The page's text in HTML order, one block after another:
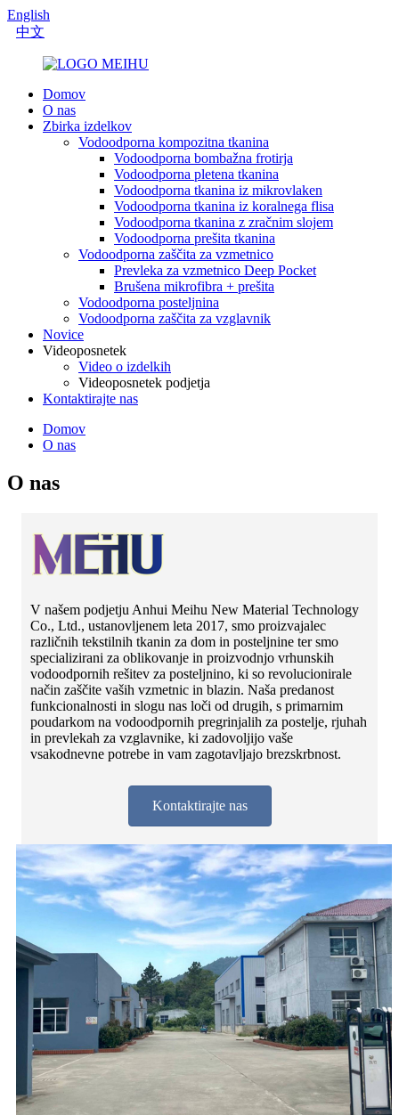
English
中文
Domov
O nas
Zbirka izdelkov
Vodoodporna kompozitna tkanina
Vodoodporna bombažna frotirja
Vodoodporna pletena tkanina
Vodoodporna tkanina iz mikrovlaken
Vodoodporna tkanina iz koralnega flisa
Vodoodporna tkanina z zračnim slojem
Vodoodporna prešita tkanina
Vodoodporna zaščita za vzmetnico
Prevleka za vzmetnico Deep Pocket
Brušena mikrofibra + prešita
Vodoodporna posteljnina
Vodoodporna zaščita za vzglavnik
Novice
Videoposnetek
Video o izdelkih
Videoposnetek podjetja
Kontaktirajte nas
Domov
O nas
O nas
V našem podjetju Anhui Meihu New Material Technology
Co., Ltd., ustanovljenem leta 2017, smo proizvajalec
različnih tekstilnih tkanin za dom in posteljnine ter smo
specializirani za oblikovanje in proizvodnjo vrhunskih
vodoodpornih rešitev za posteljnino, ki so revolucionirale
način zaščite vaših vzmetnic in blazin. Naša predanost
funkcionalnosti in slogu nas loči od drugih, s primarnim
poudarkom na vodoodpornih pregrinjalih za postelje, rjuhah
in prevlekah za vzglavnike, ki zadovoljijo vaše
vsakodnevne potrebe in vam zagotavljajo brezskrbnost.
Kontaktirajte nas